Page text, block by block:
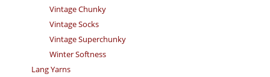
Vintage Chunky
Vintage Socks
Vintage Superchunky
Winter Softness
Lang Yarns